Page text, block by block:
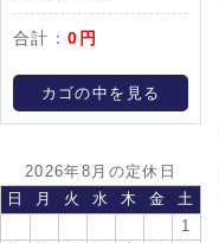
合計：0円
カゴの中を見る
2026年8月の定休日
日
月 火 水 木 金
土
1